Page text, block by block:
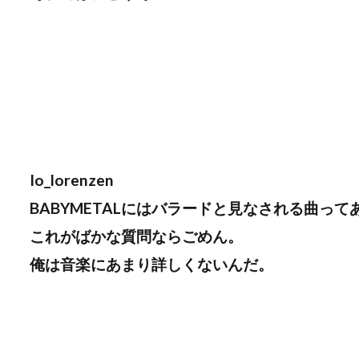
Io_lorenzen
BABYMETALにはバラードと見なされる曲って
これがばかな質問ならごめん。
俺は音楽にあまり詳しくないんだ。